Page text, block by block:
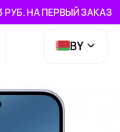
РУБ. НА ПЕРВЫЙ ЗАКАЗ
BY